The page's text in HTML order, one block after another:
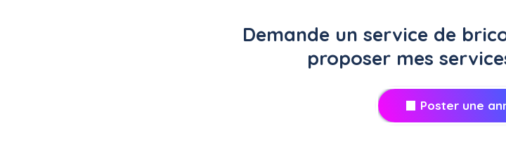
Demande un service de
proposer mes
Poster une